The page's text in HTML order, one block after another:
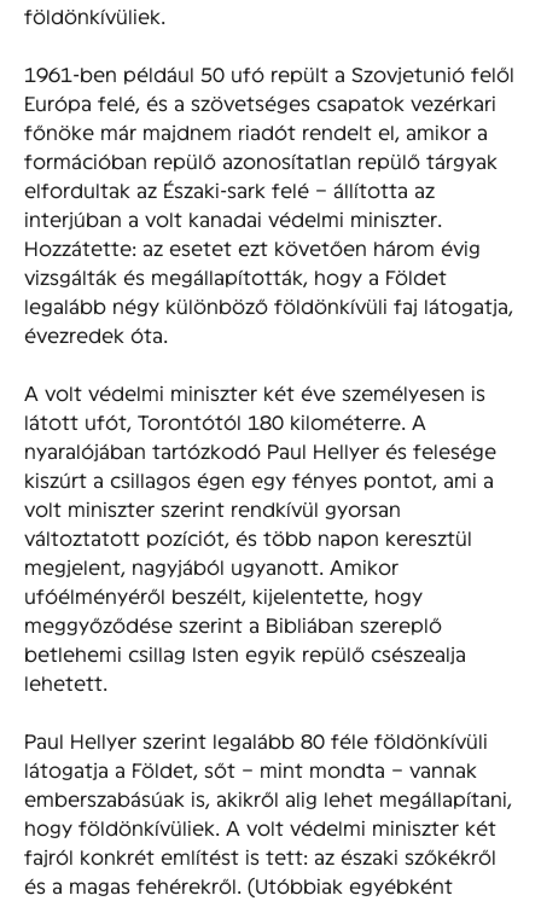
földönkívüliek.
1961-ben például 50 ufó repült a Szovjetunió felől
Európa felé, és a szövetséges csapatok vezérkari
főnöke már majdnem riadót rendelt el, amikor a
formációban repülő azonosítatlan repülő tárgyak
elfordultak az Északi-sark felé – állította az
interjúban a volt kanadai védelmi miniszter.
Hozzátette: az esetet ezt követően három évig
vizsgálták és megállapították, hogy a Földet
legalább négy különböző földönkívüli faj látogatja,
évezredek óta.
A volt védelmi miniszter két éve személyesen is
látott ufót, Torontótól 180 kilométerre. A
nyaralójában tartózkodó Paul Hellyer és felesége
kiszúrt a csillagos égen egy fényes pontot, ami a
volt miniszter szerint rendkívül gyorsan
változtatott pozíciót, és több napon keresztül
megjelent, nagyjából ugyanott. Amikor
ufóélményéről beszélt, kijelentette, hogy
meggyőződése szerint a Bibliában szereplő
betlehemi csillag Isten egyik repülő csészealja
lehetett.
Paul Hellyer szerint legalább 80 féle földönkívüli
látogatja a Földet, sőt – mint mondta – vannak
emberszabásúak is, akikről alig lehet megállapítani,
hogy földönkívüliek. A volt védelmi miniszter két
fajról konkrét említést is tett: az északi szőkékről
és a magas fehérekről. (Utóbbiak egyébként